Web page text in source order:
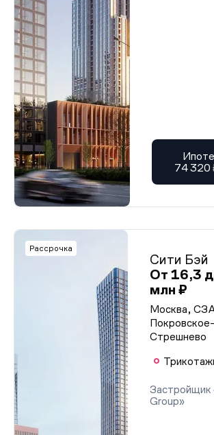
74 320
Рассрочка
Сити Бэй
От 16,3
млн ₽
Москва,
Покровское-
Стрешнево
Застройщик
Group»